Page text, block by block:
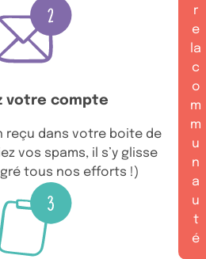
votre compte
reçu dans votre boite de
vos spams, il s’y glisse
tous nos efforts !)
r
e
la
c
o
m
m
u
n
a
u
t
é